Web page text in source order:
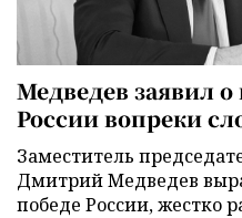
Медведев заявил
России вопреки
Заместитель
Дмитрий Медведев
победе России, жестко